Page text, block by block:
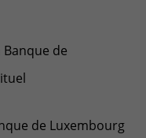
de
de Luxembourg